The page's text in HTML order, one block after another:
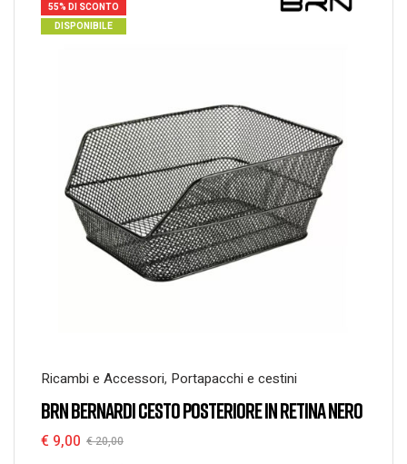
55% DI SCONTO
DISPONIBILE
Ricambi e Accessori, Portapacchi e cestini
BRN BERNARDI CESTO POSTERIORE IN RETINA NERO
€20,00
€ 9,00